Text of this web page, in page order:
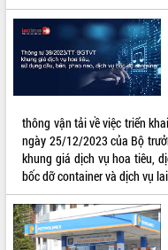
thông vận tải về việc triển
ngày 25/12/2023 của Bộ
khung giá dịch vụ hoa tiêu,
bốc dỡ container và dịch vụ